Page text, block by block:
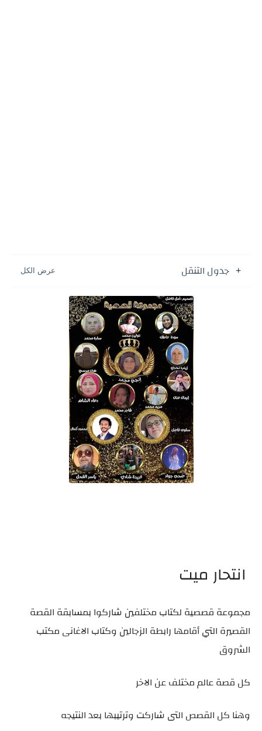
جدول التنقل
انتحار ميت
مجموعة قصصية لكتاب مختلفين شاركوا بمسابقة القصة
القصيرة التي أقامها رابطة الزجالين وكتاب الاغانى مكتب
الشروق
كل قصة عالم مختلف عن الاخر
وهنا كل القصص التى شاركت وترتيبها بعد النتيجه